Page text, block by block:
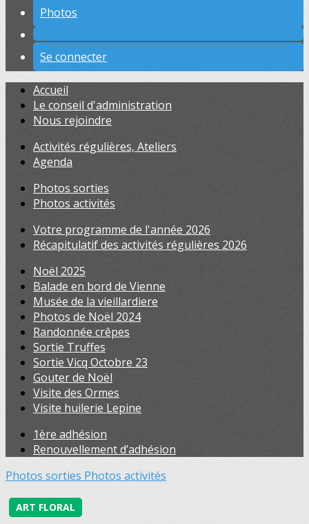
Photos
Se connecter
Accueil
Le conseil d'administration
Nous rejoindre
Activités régulières, Ateliers
Agenda
Photos sorties
Photos activités
Votre programme de l'année 2026
Récapitulatif des activités régulières 2026
Noël 2025
Balade en bord de Vienne
Musée de la vieillardiere
Photos de Noël 2024
Randonnée crêpes
Sortie Truffes
Sortie Vicq Octobre 23
Gouter de Noël
Visite des Ormes
Visite huilerie Lepine
1ère adhésion
Renouvellement d’adhésion
Photos sorties Photos activités
ART FLORAL